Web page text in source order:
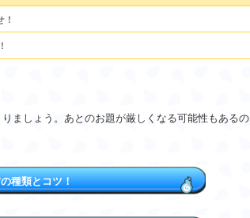
ましょう。あとのお題が厳しくなる可能性もあるの
種類とコツ！